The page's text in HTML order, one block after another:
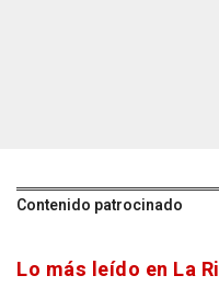
Contenido patrocinado
Lo más leído en La